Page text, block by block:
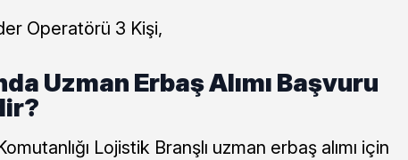
Operatörü 3 Kişi,
Uzman Erbaş Alımı Başvuru
Lojistik Branşlı uzman erbaş alımı için